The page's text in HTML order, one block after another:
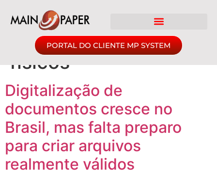
PORTAL DO CLIENTE MP SYSTEM
Tag:Armazenamento
de documentos
físicos
Digitalização de
documentos cresce no
Brasil, mas falta preparo
para criar arquivos
realmente válidos